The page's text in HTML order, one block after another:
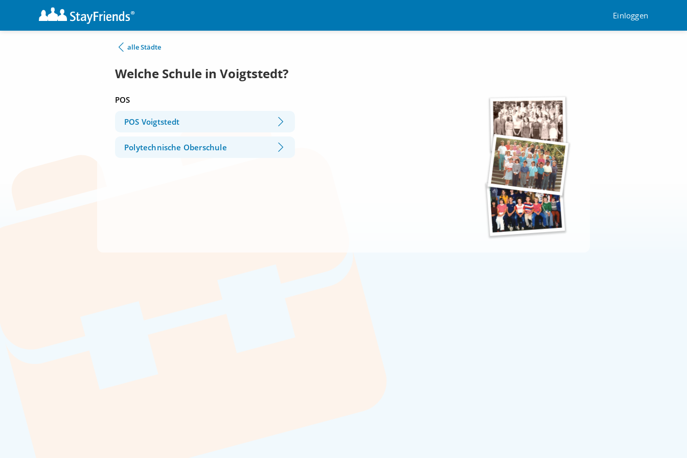
Einloggen
alle Städte
Welche Schule in Voigtstedt?
POS
POS Voigtstedt
Polytechnische Oberschule